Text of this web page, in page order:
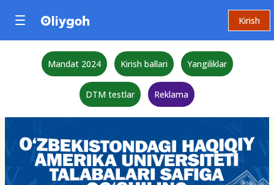
Kirish
Mandat 2024 Kirish ballari Yangiliklar
DTM testlar Reklama